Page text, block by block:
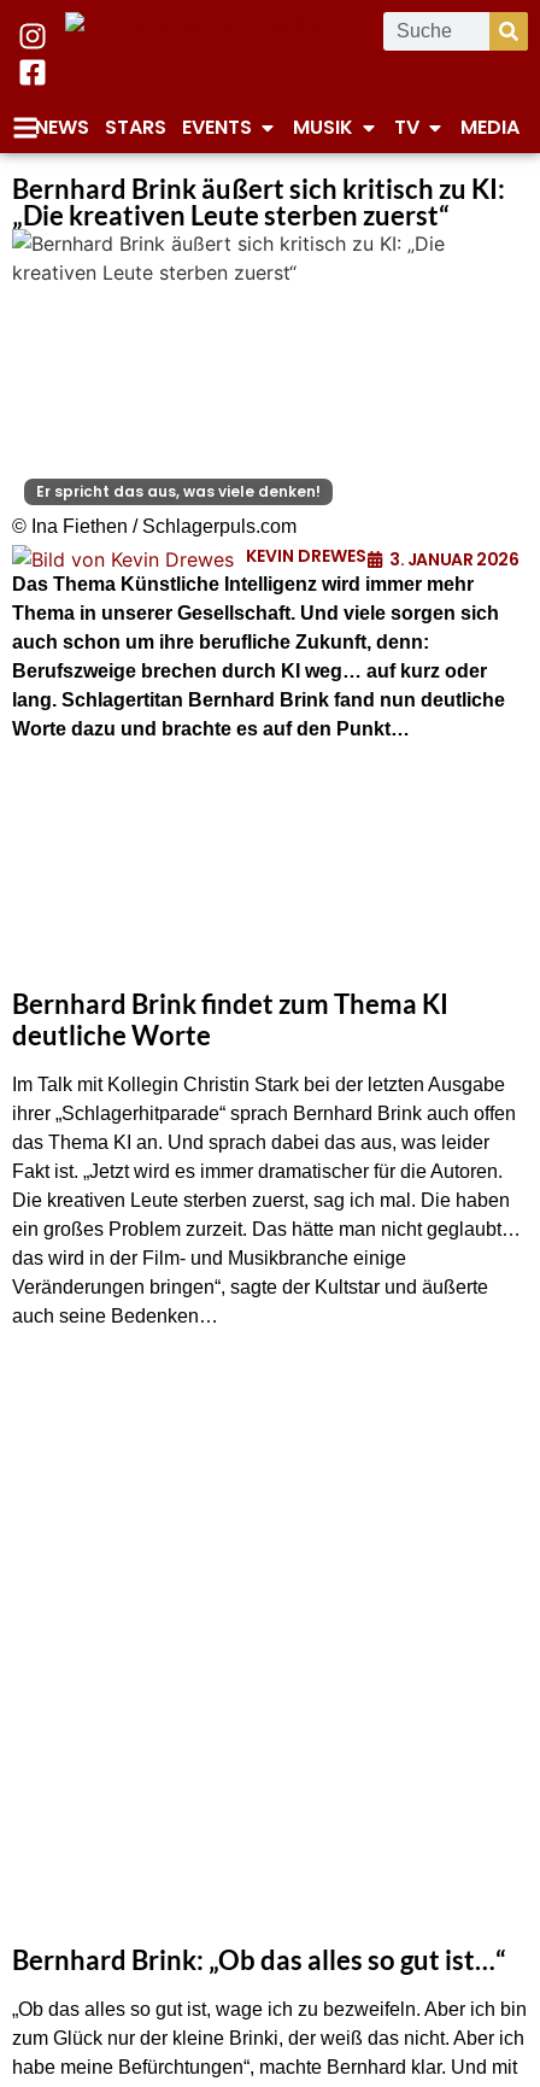
NEWS STARS EVENTS MUSIK TV MEDIA
Bernhard Brink äußert sich kritisch zu KI:
„Die kreativen Leute sterben zuerst“
Er spricht das aus, was viele denken!
© Ina Fiethen / Schlagerpuls.com
KEVIN DREWES 3. JANUAR 2026
Das Thema Künstliche Intelligenz wird immer mehr
Thema in unserer Gesellschaft. Und viele sorgen sich
auch schon um ihre berufliche Zukunft, denn:
Berufszweige brechen durch KI weg… auf kurz oder
lang. Schlagertitan Bernhard Brink fand nun deutliche
Worte dazu und brachte es auf den Punkt…
Bernhard Brink findet zum Thema KI
deutliche Worte
Im Talk mit Kollegin Christin Stark bei der letzten Ausgabe
ihrer „Schlagerhitparade“ sprach Bernhard Brink auch offen
das Thema KI an. Und sprach dabei das aus, was leider
Fakt ist. „Jetzt wird es immer dramatischer für die Autoren.
Die kreativen Leute sterben zuerst, sag ich mal. Die haben
ein großes Problem zurzeit. Das hätte man nicht geglaubt…
das wird in der Film- und Musikbranche einige
Veränderungen bringen“, sagte der Kultstar und äußerte
auch seine Bedenken…
Bernhard Brink: „Ob das alles so gut ist…“
„Ob das alles so gut ist, wage ich zu bezweifeln. Aber ich bin
zum Glück nur der kleine Brinki, der weiß das nicht. Aber ich
habe meine Befürchtungen“, machte Bernhard klar. Und mit